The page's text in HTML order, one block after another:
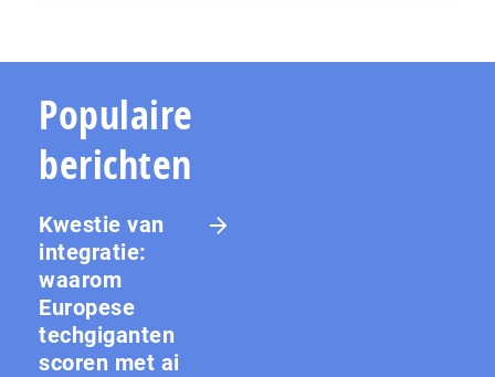
Populaire
berichten
Kwestie van
integratie:
waarom
Europese
techgiganten
scoren met ai